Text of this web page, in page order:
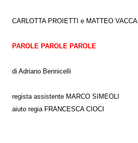
CARLOTTA PROIETTI e MATTEO VACCA
PAROLE PAROLE PAROLE
di Adriano Bennicelli
regista assistente MARCO SIMEOLI
aiuto regia FRANCESCA CIOCI